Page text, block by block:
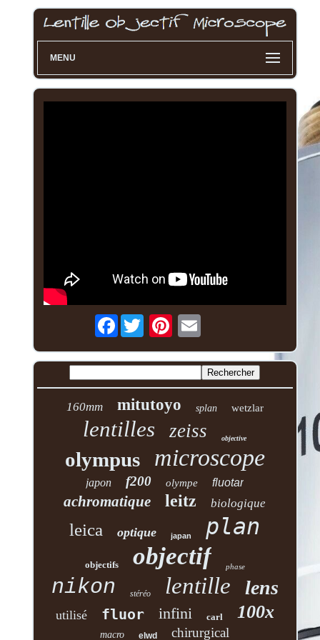
MENU
Facebook
160mm mitutoyo splan wetzlar
lentilles zeiss objective
olympus microscope
japon f200 olympe fluotar
achromatique leitz biologique
leica optique japan plan
objectifs objectif phase
nikon stéréo lentille lens
utilisé fluor infini carl 100x
macro elwd chirurgical